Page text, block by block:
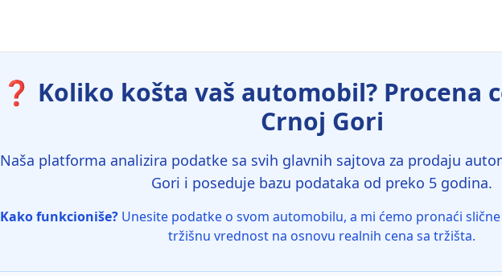
❓ Koliko košta vaš automobil? Procena
Crnoj Gori
Naša platforma analizira podatke sa svih glavnih sajtova za prodaju
Gori i poseduje bazu podataka od preko 5 godina.
Kako funkcioniše? Unesite podatke o svom automobilu, a mi ćemo pronaći
tržišnu vrednost na osnovu realnih cena sa tržišta.